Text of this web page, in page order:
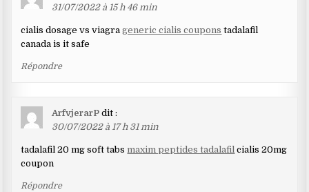
31/07/2022 à 15 h 46 min
cialis dosage vs viagrageneric cialis coupons tadalafil
canada is it safe
Répondre
ArfvjerarP dit :
30/07/2022 à 17 h 31 min
tadalafil 20 mg soft tabs maxim peptides tadalafil cialis 20mg
coupon
Répondre